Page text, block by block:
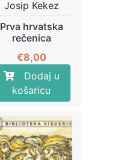
Josip Kekez
Prva hrvatska
rečenica
€8,00
Dodaj u
košaricu